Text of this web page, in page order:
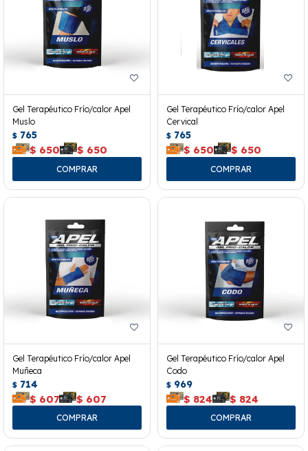
Gel Terapéutico Frío/calor Apel
Muslo
$ 765
$ 650 $ 650
Gel Terapéutico Frío/calor Apel
Cervical
$ 765
$ 650 $ 650
Gel Terapéutico Frío/calor Apel
Muñeca
$ 714
$ 607 $ 607
Gel Terapéutico Frío/calor Apel
Codo
$ 969
$ 824 $ 824